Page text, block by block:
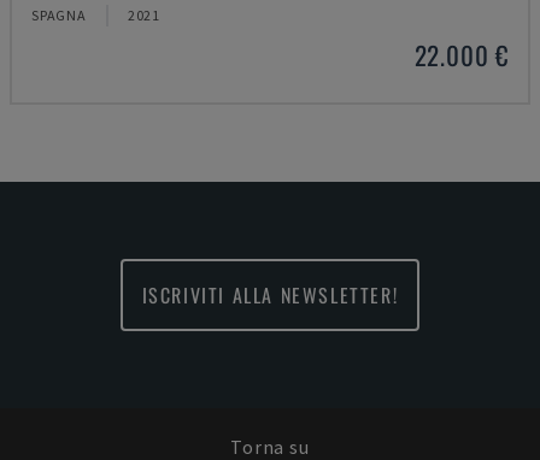
SPAGNA 2021
22.000 €
ISCRIVITI ALLA NEWSLETTER!
Torna su